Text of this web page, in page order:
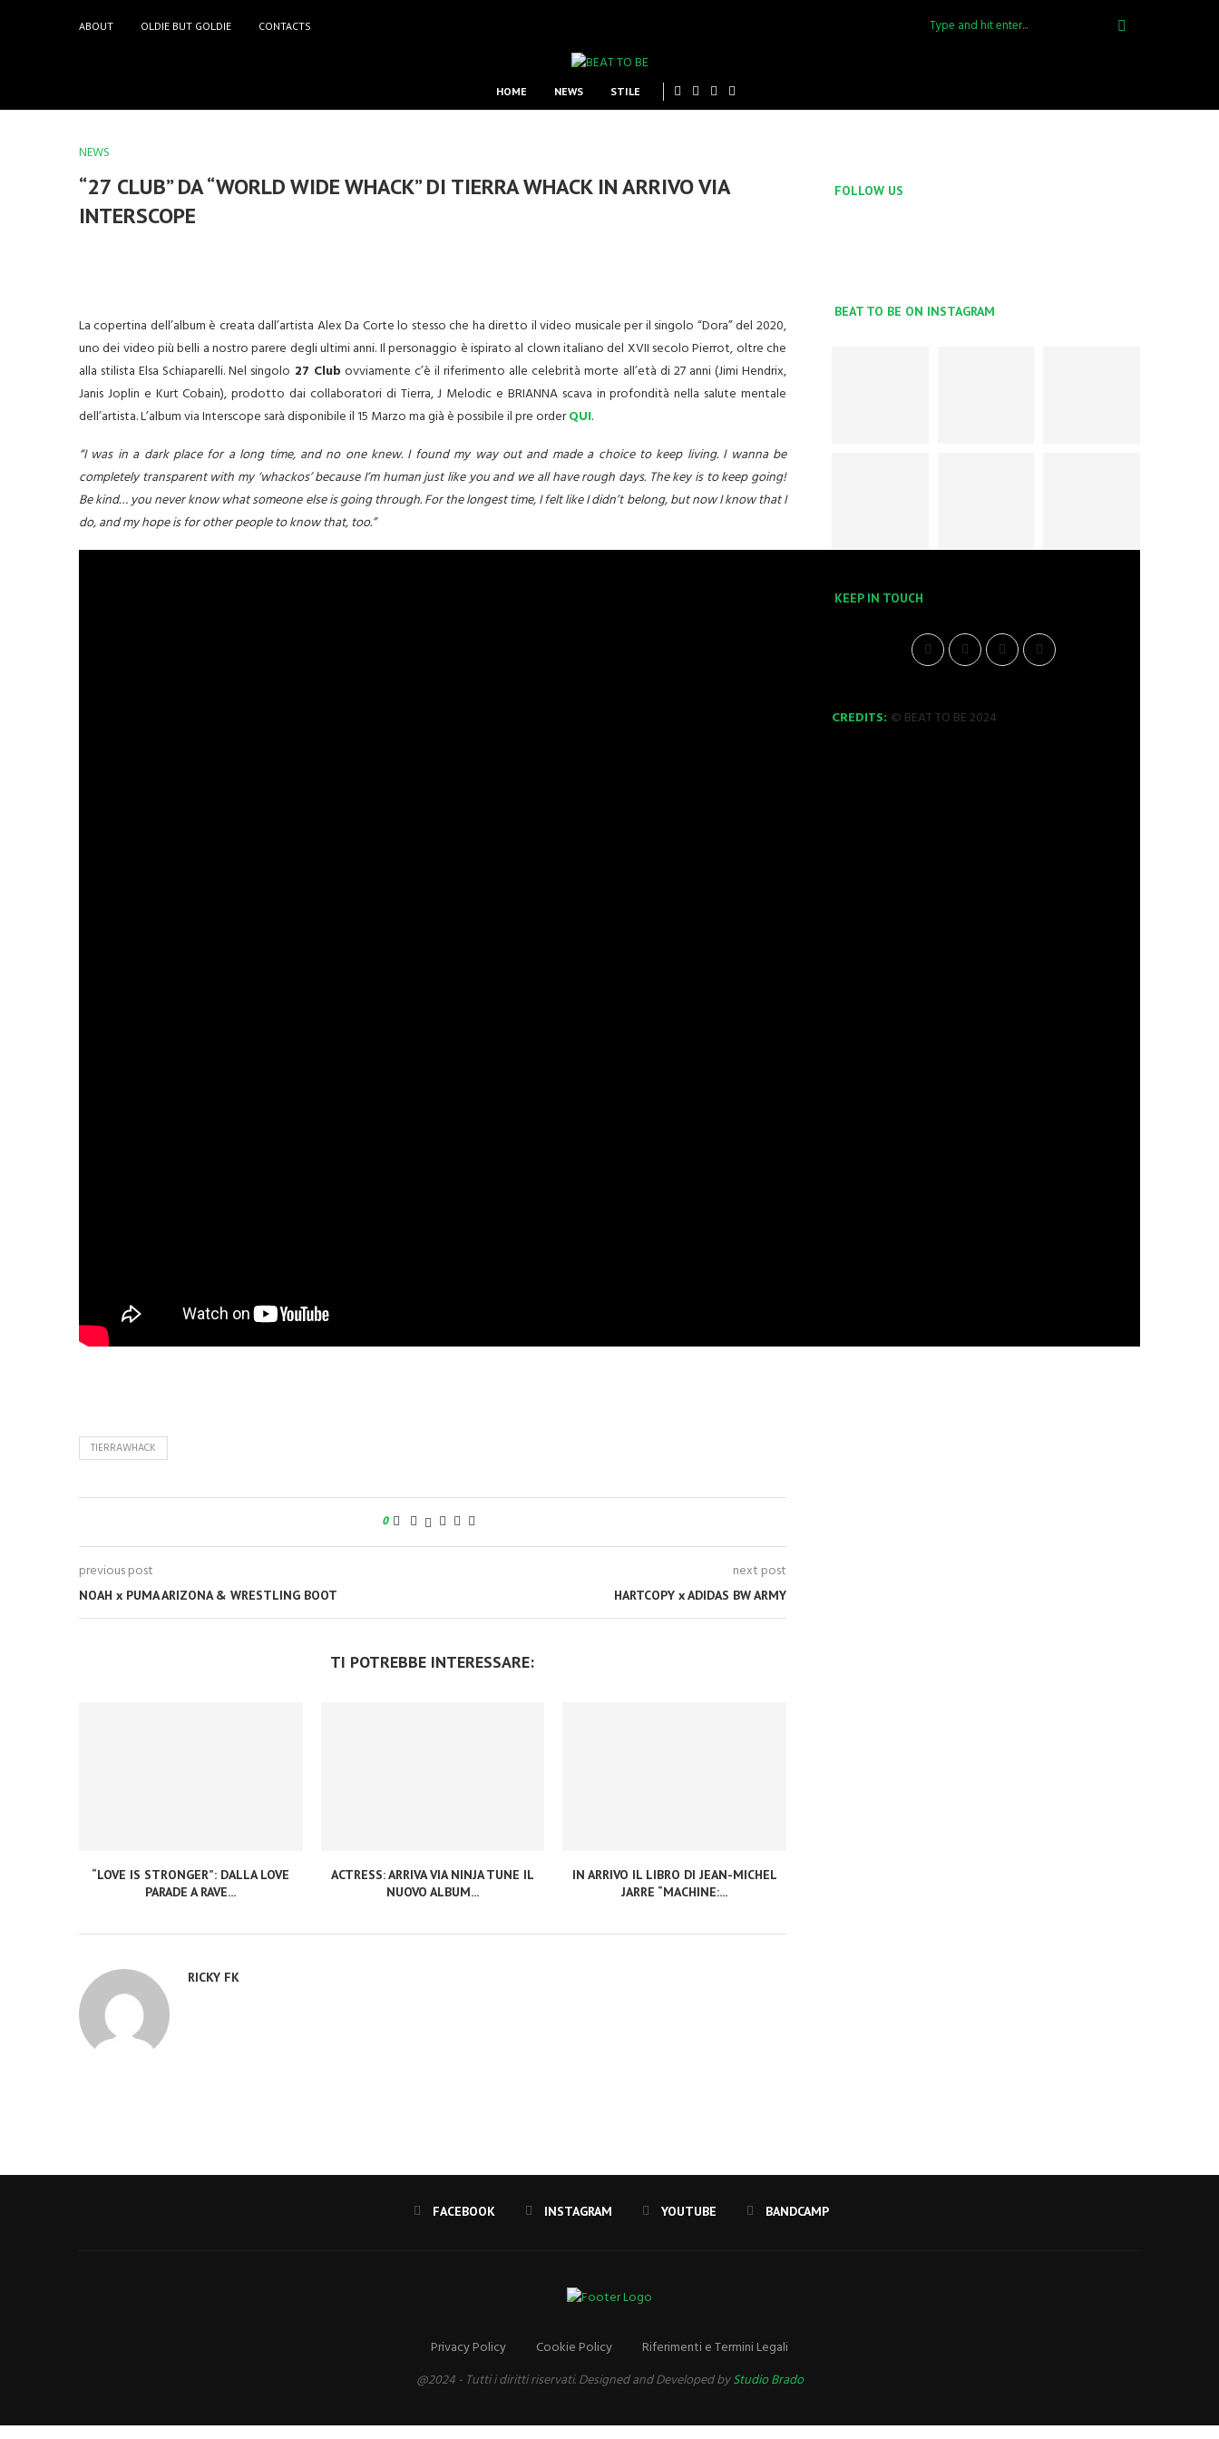
ABOUT OLDIE BUT GOLDIE CONTACTS
HOME NEWS STILE
NEWS
“27 CLUB” DA “WORLD WIDE WHACK” DI TIERRA WHACK IN ARRIVO VIA
INTERSCOPE
La copertina dell’album è creata dall’artista Alex Da Corte lo stesso che ha diretto il video musicale per il singolo “Dora” del 2020,
uno dei video più belli a nostro parere degli ultimi anni. Il personaggio è ispirato al clown italiano del XVII secolo Pierrot, oltre che
alla stilista Elsa Schiaparelli. Nel singolo 27 Club ovviamente c’è il riferimento alle celebrità morte all’età di 27 anni (Jimi Hendrix,
Janis Joplin e Kurt Cobain), prodotto dai collaboratori di Tierra, J Melodic e BRIANNA scava in profondità nella salute mentale
dell’artista. L’album via Interscope sarà disponibile il 15 Marzo ma già è possibile il pre orderQUI.
“I was in a dark place for a long time, and no one knew. I found my way out and made a choice to keep living. I wanna be
completely transparent with my ‘whackos’ because I’m human just like you and we all have rough days. The key is to keep going!
Be kind… you never know what someone else is going through. For the longest time, I felt like I didn’t belong, but now I know that I
do, and my hope is for other people to know that, too.”
TIERRAWHACK
0
previous post
NOAH x PUMA ARIZONA & WRESTLING BOOT
next post
HARTCOPY x ADIDAS BW ARMY
TI POTREBBE INTERESSARE:
“LOVE IS STRONGER”: DALLA LOVE
PARADE A RAVE...
ACTRESS: ARRIVA VIA NINJA TUNE IL
NUOVO ALBUM...
IN ARRIVO IL LIBRO DI JEAN-MICHEL
JARRE “MACHINE:...
RICKY FK
FOLLOW US
BEAT TO BE ON INSTAGRAM
KEEP IN TOUCH
CREDITS: © BEAT TO BE 2024
FACEBOOK INSTAGRAM YOUTUBE
Privacy Policy Cookie Policy
Riferimenti e Termini Legali
@2024 - Tutti i diritti riservati. Designed and Developed byStudio Brado